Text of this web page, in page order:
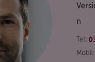
n
Tel:
Mobil: